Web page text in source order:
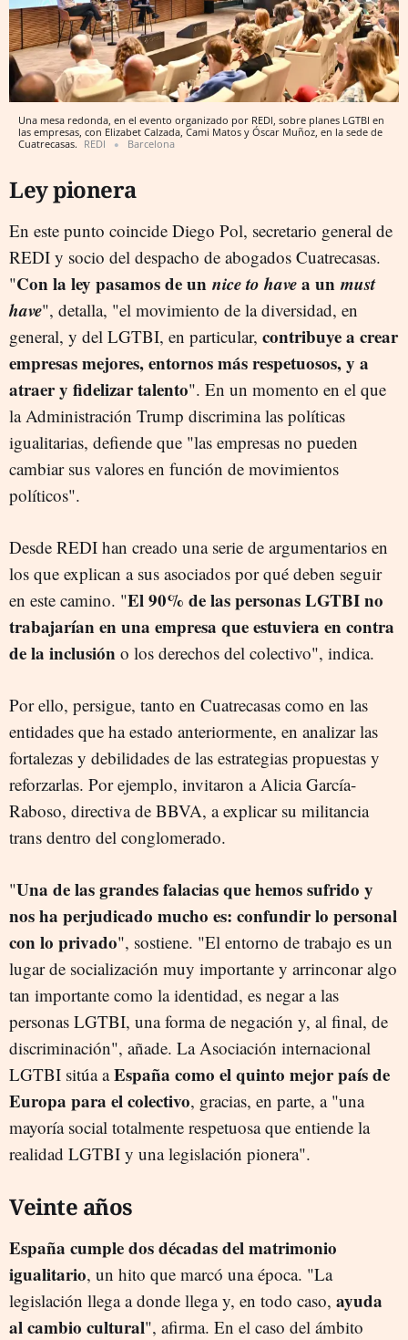
Una mesa redonda, en el evento organizado por REDI, sobre planes LGTBI en
las empresas, con Elizabet Calzada, Cami Matos y Óscar Muñoz, en la sede de
Cuatrecasas. REDI Barcelona
Ley pionera
En este punto coincide Diego Pol, secretario general de
REDI y socio del despacho de abogados Cuatrecasas.
"Con la ley pasamos de un nice to havea unmust
have", detalla, "el movimiento de la diversidad, en
general, y del LGTBI, en particular, contribuye a crear
empresas mejores, entornos más respetuosos, y a
atraer y fidelizar talento". En un momento en el que
la Administración Trump discrimina las políticas
igualitarias, defiende que "las empresas no pueden
cambiar sus valores en función de movimientos
políticos".
Desde REDI han creado una serie de argumentarios en
los que explican a sus asociados por qué deben seguir
en este camino. "El 90% de las personas LGTBI no
trabajarían en una empresa que estuviera en contra
de la inclusión o los derechos del colectivo", indica.
Por ello, persigue, tanto en Cuatrecasas como en las
entidades que ha estado anteriormente, en analizar las
fortalezas y debilidades de las estrategias propuestas y
reforzarlas. Por ejemplo, invitaron a Alicia García-
Raboso, directiva de BBVA, a explicar su militancia
trans dentro del conglomerado.
"Una de las grandes falacias que hemos sufrido y
nos ha perjudicado mucho es: confundir lo personal
con lo privado", sostiene. "El entorno de trabajo es un
lugar de socialización muy importante y arrinconar algo
tan importante como la identidad, es negar a las
personas LGTBI, una forma de negación y, al final, de
discriminación", añade. La Asociación internacional
LGTBI sitúa aEspaña como el quinto mejor país de
Europa para el colectivo, gracias, en parte, a "una
mayoría social totalmente respetuosa que entiende la
realidad LGTBI y una legislación pionera".
Veinte años
España cumple dos décadas del matrimonio
igualitario, un hito que marcó una época. "La
legislación llega a donde llega y, en todo caso, ayuda
al cambio cultural", afirma. En el caso del ámbito